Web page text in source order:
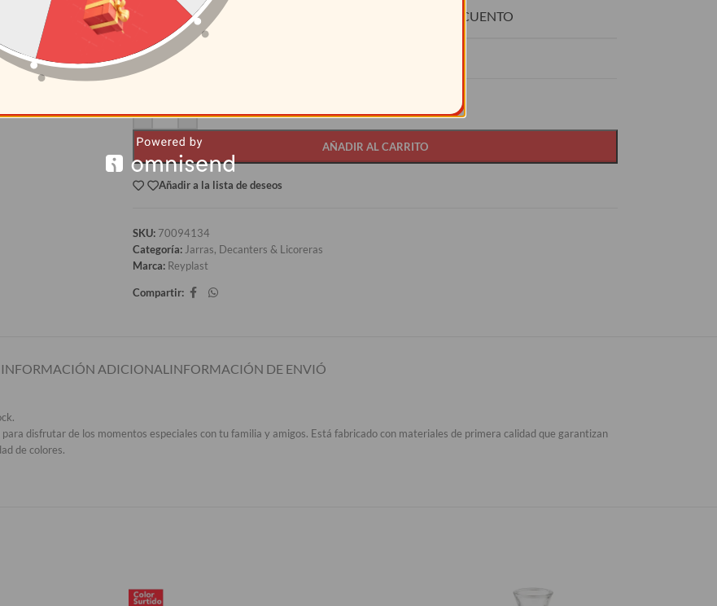
CANTIDAD DESCUENTO
12+
AÑADIR AL CARRITO
Añadir a la lista de deseos
SKU: 70094134
Categoría: Jarras, Decanters & Licoreras
Marca: Reyplast
Compartir:
INFORMACIÓN ADICIONAL INFORMACIÓN DE ENVIÓ
disfrutar de los momentos especiales con tu familia y amigos. Está fabricado con materiales de primera calidad que garantizan
de colores.